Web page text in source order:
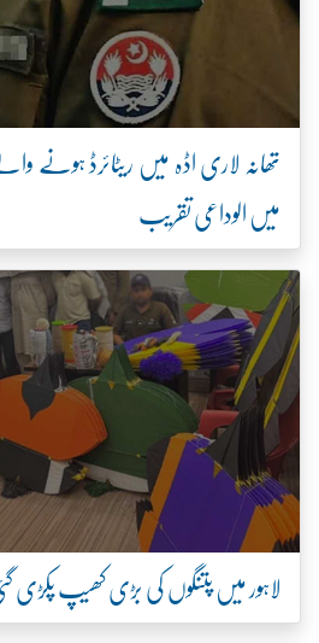
تھانہ لاری اڈہ میں ریٹائرڈ ہونے
میں الوداعی تقریب
لاہور میں پتنگوں کی بڑی کھیپ پکڑی